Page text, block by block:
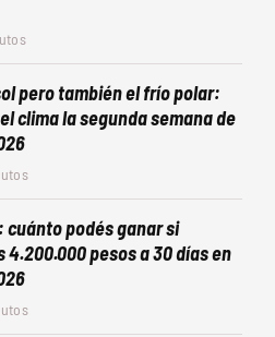
pero también el frío polar:
clima la segunda semana de
cuánto podés ganar si
4.200.000 pesos a 30 días en